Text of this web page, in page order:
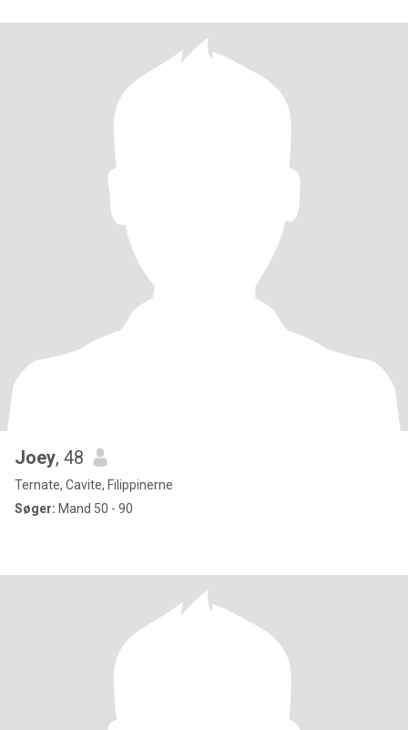
Joey, 48
Ternate, Cavite, Filippinerne
Søger: Mand 50 - 90